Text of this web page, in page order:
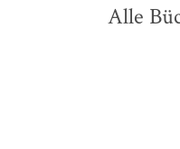
Alle